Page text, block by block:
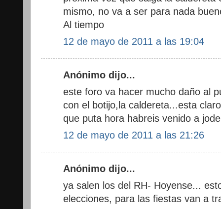
mismo, no va a ser para nada
Al tiempo
12 de mayo de 2011 a las 19:04
Anónimo dijo...
este foro va hacer mucho daño al
con el botijo,la caldereta...esta
que puta hora habreis venido a
12 de mayo de 2011 a las 21:26
Anónimo dijo...
ya salen los del RH- Hoyense...
elecciones, para las fiestas van a